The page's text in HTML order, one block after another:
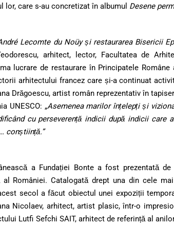
lor, care s-au concretizat în albumul Desene
Lecomte du Noüy și restaurarea Bisericii
arhitect, lector, Facultatea de
lucrare de restaurare în Principatele
arhitectului francez care și-a continuat
Drăgoescu, artist român reprezentativ în
UNESCO: „Asemenea marilor înțelepți și
cu perseverență indicii după indicii care
conștiință.”
a Fundației Bonte a fost prezentată de
al României. Catalogată drept una din cele
secol a făcut obiectul unei expoziții
Nicolaev, arhitect, artist plasic, într-o
Lutfi Sefchi SAIT, arhitect de referință al